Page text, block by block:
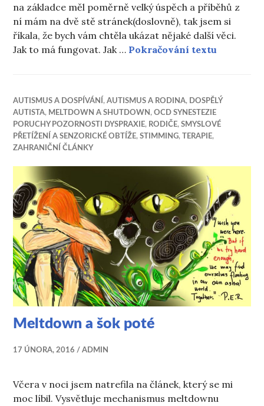
na základce měl poměrně velký úspěch a příběhů z
ní mám na dvě stě stránek(doslovně), tak jsem si
říkala, že bych vám chtěla ukázat nějaké další věci.
Jak to má fungovat. Jak … Pokračování textu
AUTISMUS A DOSPÍVÁNÍ ,AUTISMUS A RODINA, DOSPĚLÝ
AUTISTA, MELTDOWN A SHUTDOWN ,OCD SYNESTEZIE
PORUCHY POZORNOSTI DYSPRAXIE, RODIČE,SMYSLOVÉ
PŘETÍŽENÍ A SENZORICKÉ OBTÍŽE,STIMMING,TERAPIE,
ZAHRANIČNÍ ČLÁNKY
Meltdown a šok poté
17 ÚNORA, 2016 ADMIN
Včera v noci jsem natrefila na článek, který se mi
moc líbil. Vysvětluje mechanismus meltdownu